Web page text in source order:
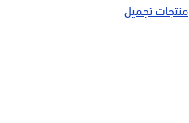
منتجات تجميل